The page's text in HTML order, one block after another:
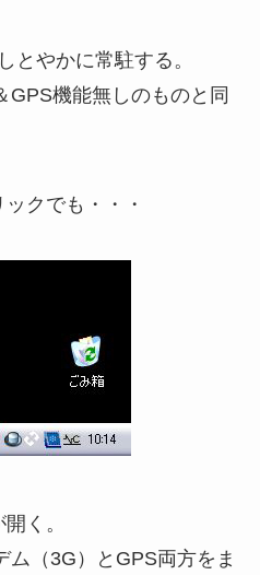
とやかに常駐する。
GPS機能無しのものと同
クでも・・・
く。
ム（3G）とGPS両方をま